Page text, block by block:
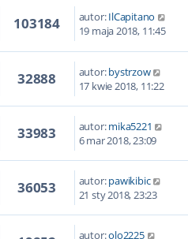
103184 autor:IlCapitano
19 maja 2018, 11:45
32888 autor:bystrzow
17 kwie 2018, 11:22
33983 autor:mika5221
6 mar 2018, 23:09
36053 autor:pawikibic
21 sty 2018, 23:23
autor:olo2225